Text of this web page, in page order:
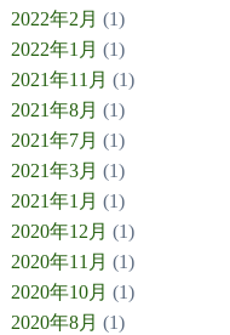
2022年2月 (1)
2022年1月 (1)
2021年11月 (1)
2021年8月 (1)
2021年7月 (1)
2021年3月 (1)
2021年1月 (1)
2020年12月 (1)
2020年11月 (1)
2020年10月 (1)
2020年8月 (1)